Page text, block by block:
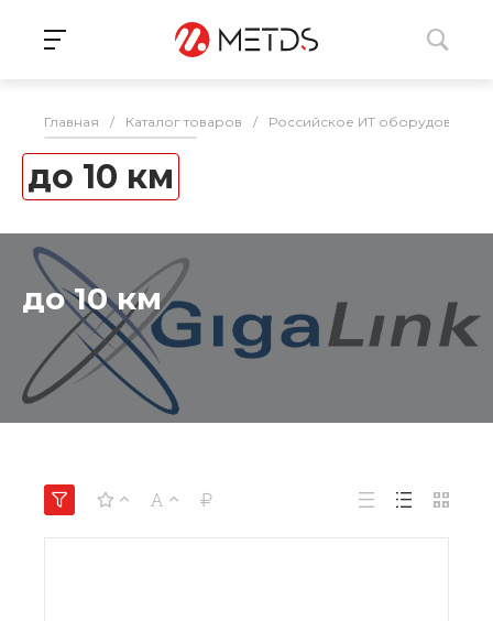
Главная / Каталог товаров / Российское ИТ оборудование
до 10 км
до 10 км